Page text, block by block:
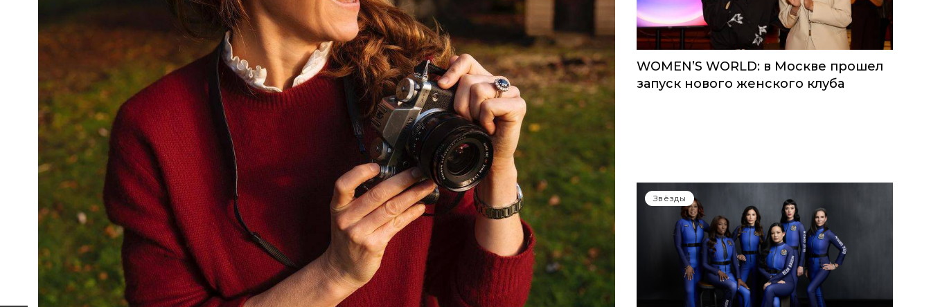
WOMEN’S WORLD: в Москве прошел
запуск нового женского клуба
Звёзды